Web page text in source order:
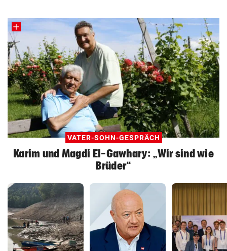
VATER-SOHN-GESPRÄCH
Karim und Magdi El-Gawhary: „Wir sind wie
Brüder“